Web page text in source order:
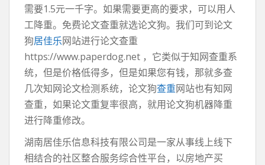
需要1.5元一千字。如果需要更高的要求，可以用人
工降重。免费论文查重就选论文狗。我们可到论文
狗居佳乐网站进行论文查重
https://www.paperdog.net ，它类似于知网查重系
统，但是价格低得多，但是如果您有钱，那就多查
几次知网论文检测系统，论文狗查重网站也有知网
查重，如果论文重复率很高，就用论文狗机器降重
进行降重修改。
湖南居佳乐信息科技有限公司是一家从事线上线下
相结合的社区整合服务综合性平台，以房地产买